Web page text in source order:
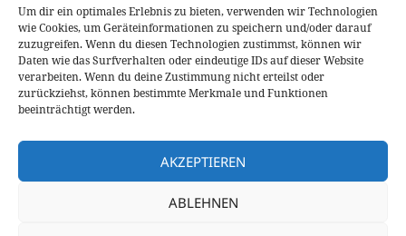
Um dir ein optimales Erlebnis zu bieten, verwenden wir Technologien
wie Cookies, um Geräteinformationen zu speichern und/oder darauf
zuzugreifen. Wenn du diesen Technologien zustimmst, können wir
Daten wie das Surfverhalten oder eindeutige IDs auf dieser Website
verarbeiten. Wenn du deine Zustimmung nicht erteilst oder
zurückziehst, können bestimmte Merkmale und Funktionen
beeinträchtigt werden.
AKZEPTIEREN
ABLEHNEN
Veröffentlicht
am
13. Januar 2026 Autor
Larissa Rutkowski Kategorien
Fahrberichte
Elektroauto,Tesla,Video Fahrbericht
VORHERIGER
Beitrag:
VW Golf 8.5 Variant: Besser als jedes SUV